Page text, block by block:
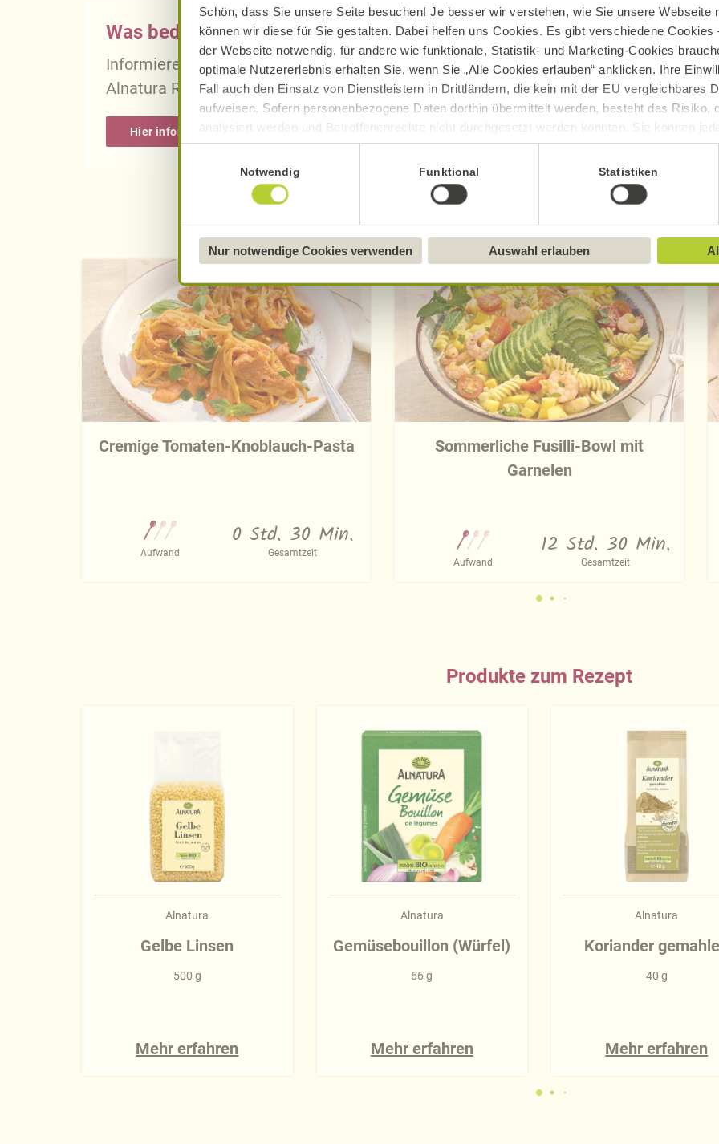
Schön, dass Sie unsere Seite besuchen! Je besser wir verstehen, wie Sie unsere Webseite
können wir diese für Sie gestalten. Dabei helfen uns Cookies. Es gibt verschiedene Cookies
der Webseite notwendig, für andere wie funktionale, Statistik- und Marketing-Cookies
optimale Nutzererlebnis erhalten Sie, wenn Sie „Alle Cookies erlauben“ anklicken. Ihre
Fall auch den Einsatz von Dienstleistern in Drittländern, die kein mit der EU vergleichbares
aufweisen. Sofern personenbezogene Daten dorthin übermittelt werden, besteht das Risiko,
analysiert werden und Betroffenenrechte nicht durchgesetzt werden könnten. Sie können
Datenverarbeitung und -übermittlung widerrufen und Tools deaktivieren. Ausführliche
Datenschutzerklärung
Näheres über uns erfahren Sie in unseremImpressum
Notwendig Funktional Statistiken
Nur notwendige Cookies verwenden Auswahl erlauben
Was bedeutet vegan, vegetarisch, gluten- und laktosefrei bei Alnatura
Informieren Sie sich über die genaue Erklärung der Kennzeichnung von veganen,
Alnatura Rezepten.
Hier informieren
Entdecken Sie weitere Rezepte
Cremige Tomaten-Knoblauch-Pasta
Aufwand
0 Std. 30 Min.
Gesamtzeit
Sommerliche Fusilli-Bowl mit
Garnelen
Aufwand
12 Std. 30 Min.
Gesamtzeit
Produkte zum Rezept
Alnatura
Gelbe Linsen
500 g
Mehr erfahren
Alnatura
Gemüsebouillon (Würfel)
66 g
Mehr erfahren
Alnatura
Koriander
40 g
Mehr erfahren